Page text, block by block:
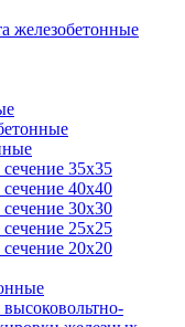
железобетонные
35x35
40x40
30x30
25x25
20x20